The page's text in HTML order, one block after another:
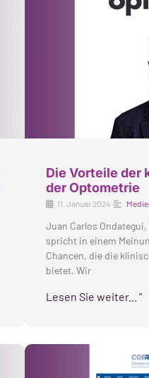
Die Vorteile der
der Optometrie
11. Januar 2024
Juan Carlos
spricht in einem
Chancen, die die
bietet. Wir
Lesen Sie weiter... "